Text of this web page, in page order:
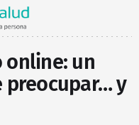
online: un
preocupar… y